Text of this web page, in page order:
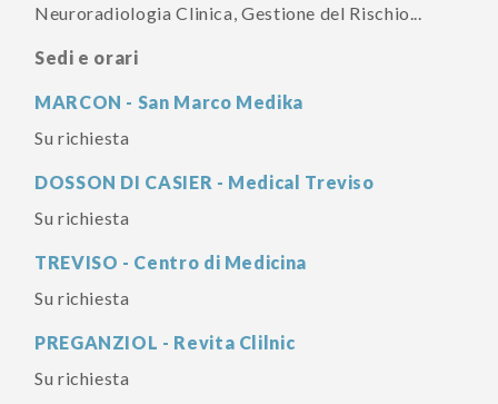
Neuroradiologia Clinica, Gestione del Rischio...
Sedi e orari
MARCON - San Marco Medika
Su richiesta
DOSSON DI CASIER - Medical Treviso
Su richiesta
TREVISO - Centro di Medicina
Su richiesta
PREGANZIOL - Revita Clilnic
Su richiesta